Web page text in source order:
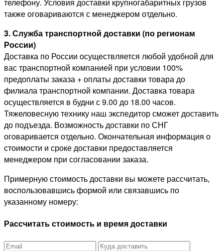
также оговариваются с менеджером отдельно.
3. Служба транспортной доставки (по регионам
России)
Доставка по России осуществляется любой удобной для
вас транспортной компанией при условии 100%
предоплаты заказа + оплаты доставки товара до
филиала транспортной компании. Доставка товара
осуществляется в будни с 9.00 до 18.00 часов.
Тяжеловесную технику наш экспедитор сможет доставить
до подъезда. Возможность доставки по СНГ
оговаривается отдельно. Окончательная информация о
стоимости и сроке доставки предоставляется
менеджером при согласовании заказа.
Примерную стоимость доставки вы можете рассчитать,
воспользовавшись формой или связавшись по
указанному номеру:
Рассчитать стоимость и время доставки